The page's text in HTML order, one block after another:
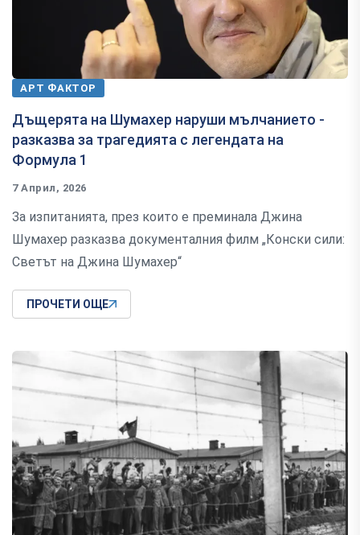
АРТ ФАКТОР
Дъщерята на Шумахер наруши мълчанието -
разказва за трагедията с легендата на
Формула 1
7 Април, 2026
За изпитанията, през които е преминала Джина
Шумахер разказва документалния филм „Конски сили:
Светът на Джина Шумахер“
ПРОЧЕТИ ОЩЕ